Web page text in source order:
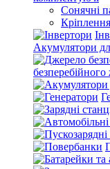
Сонячні
Акумулятори